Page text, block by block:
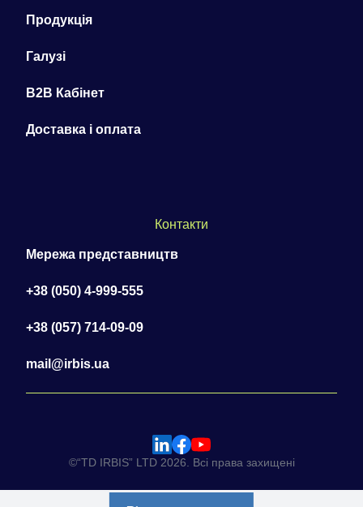
Продукція
Галузі
B2B Кабінет
Доставка і оплата
Контакти
Мережа представництв
+38 (050) 4-999-555
+38 (057) 714-09-09
mail@irbis.ua
©“TD IRBIS” LTD 2026. Всі права захищені